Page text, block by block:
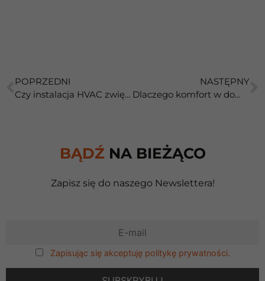
POPRZEDNI
Czy instalacja HVAC zwiększa wartość nieruchomości?
NASTĘPNY
Dlaczego komfort w domu to coś więcej niż temperatura?
BĄDŹ NA BIEŻĄCO
Zapisz się do naszego Newslettera!
Zapisując się akceptuję politykę prywatności.